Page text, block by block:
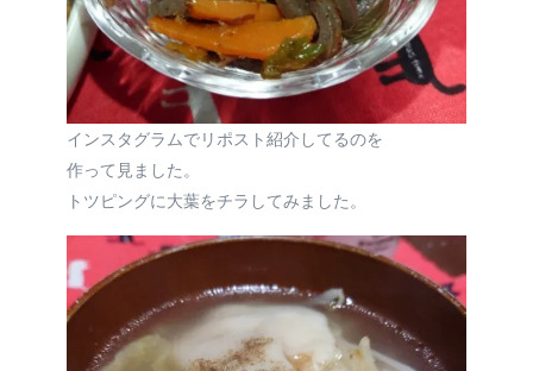
インスタグラムでリポスト紹介してるのを
作って見ました。
トツピングに大葉をチラしてみました。